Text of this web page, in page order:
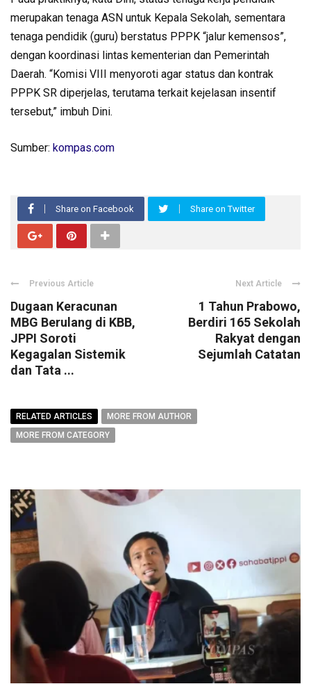
merupakan tenaga ASN untuk Kepala Sekolah, sementara
tenaga pendidik (guru) berstatus PPPK “jalur kemensos”,
dengan koordinasi lintas kementerian dan Pemerintah
Daerah. “Komisi VIII menyoroti agar status dan kontrak
PPPK SR diperjelas, terutama terkait kejelasan insentif
tersebut,” imbuh Dini.
Sumber: kompas.com
Share on Facebook Share on Twitter
Previous Article
Dugaan Keracunan
MBG Berulang di KBB,
JPPI Soroti
Kegagalan Sistemik
dan Tata ...
Next Article
1 Tahun Prabowo,
Berdiri 165 Sekolah
Rakyat dengan
Sejumlah Catatan
RELATED ARTICLES
MORE FROM AUTHOR
MORE FROM CATEGORY